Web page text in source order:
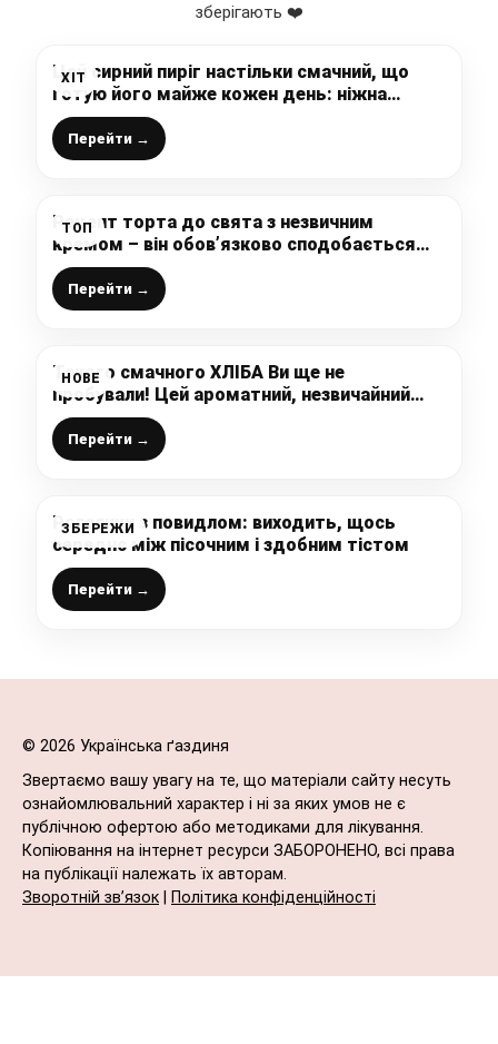
зберігають ❤️
ХІТ
Цей сирний пиріг настільки смачний, що
готую його майже кожен день: ніжна
випічка до чаю з доступних продуктів￼
Перейти →
ТОП
Рецепт торта до свята з незвичним
кремом – він обов’язково сподобається
усім вашим рідним
Перейти →
НОВЕ
Такого смачного ХЛІБА Ви ще не
пробували! Цей ароматний, незвичайний
середземноморський хліб здивує і порадує
всіх хто його спробує (простий рецепт)
Перейти →
ЗБЕРЕЖИ
Рогалики з повидлом: виходить, щось
середнє між пісочним і здобним тістом
Перейти →
© 2026 Українська ґаздиня
Звертаємо вашу увагу на те, що матеріали сайту несуть
ознайомлювальний характер і ні за яких умов не є
публічною офертою або методиками для лікування.
Копіювання на інтернет ресурси ЗАБОРОНЕНО, всі права
на публікації належать їх авторам.
Зворотній зв’язок
Політика конфіденційності